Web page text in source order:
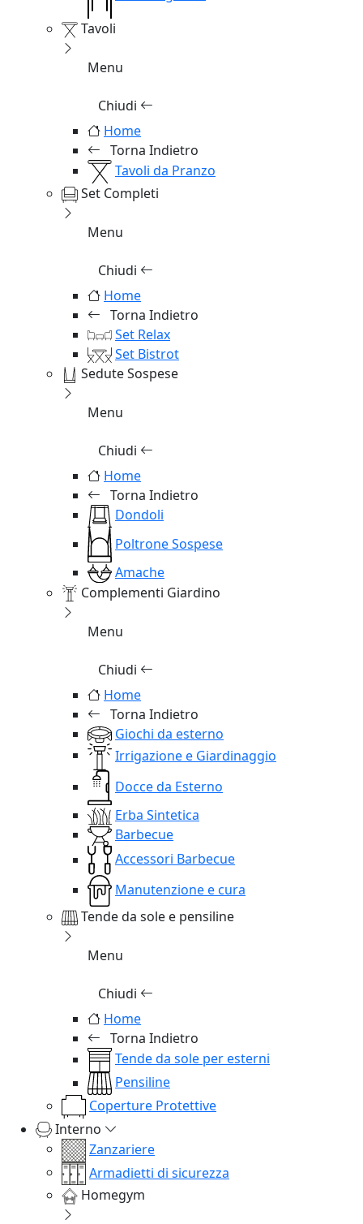
Tavoli
Menu
Chiudi
Home
Torna Indietro
Tavoli da Pranzo
Set Completi
Menu
Chiudi
Home
Torna Indietro
Set Relax
Set Bistrot
Sedute Sospese
Menu
Chiudi
Home
Torna Indietro
Dondoli
Poltrone Sospese
Amache
Complementi Giardino
Menu
Chiudi
Home
Torna Indietro
Giochi da esterno
Irrigazione e Giardinaggio
Docce da Esterno
Erba Sintetica
Barbecue
Accessori Barbecue
Manutenzione e cura
Tende da sole e pensiline
Menu
Chiudi
Home
Torna Indietro
Tende da sole per esterni
Pensiline
Coperture Protettive
Interno
Zanzariere
Armadietti di sicurezza
Homegym